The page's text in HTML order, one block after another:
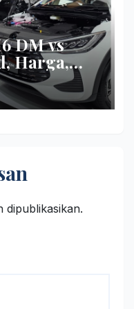
DM vs
Harga,
Irit?
dipublikasikan.